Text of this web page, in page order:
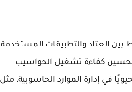
العتاد والتطبيقات المستخدمة
كفاءة تشغيل الحواسيب
في إدارة الموارد الحاسوبية، مثل